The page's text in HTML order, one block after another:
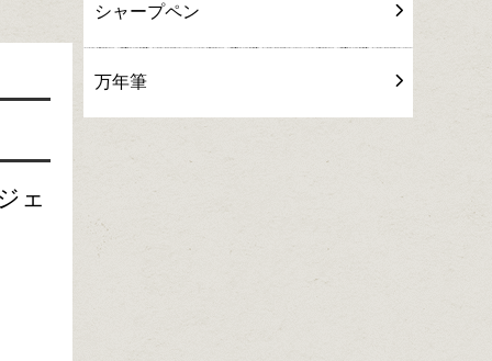
ェ
シャープペン
万年筆